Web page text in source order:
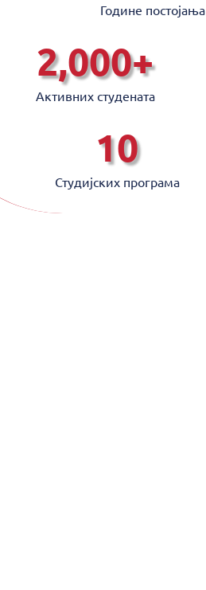
Године постојањa
Активних студената
2,000+
Студијских програмa
10